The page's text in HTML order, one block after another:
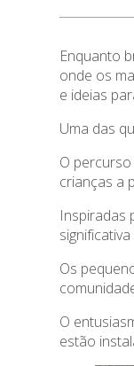
Enquanto
onde os
e ideias
Uma das
O
crianças a
Inspiradas
Os
O
estão